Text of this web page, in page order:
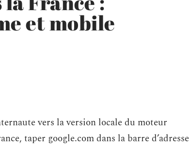
et mobile
vers la version locale du moteur
taper google.com dans la barre d’adresse